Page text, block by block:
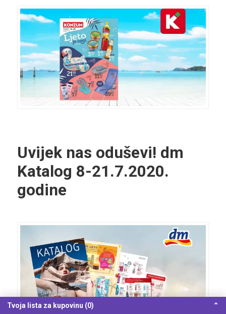
Uvijek nas oduševi! dm
Katalog 8-21.7.2020.
godine
Tvoja lista za kupovinu (0) ⌃